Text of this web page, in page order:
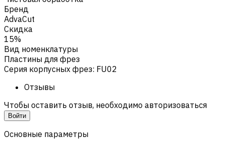
Бренд
AdvaCut
Скидка
15%
Вид номенклатуры
Пластины для фрез
Серия корпусных фрез: FU02
Отзывы
Чтобы оставить отзыв, необходимо авторизоваться
Войти
Основные параметры